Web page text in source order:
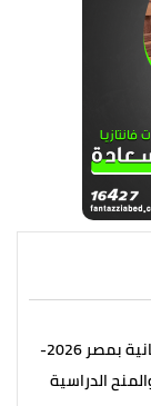
مصاريف الجامعة البريطانية بمصر 2026-